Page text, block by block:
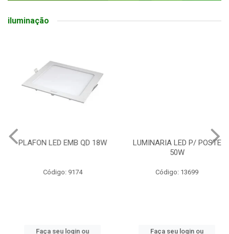
iluminação
PLAFON LED EMB QD 18W
Código: 9174
Faça seu login ou
LUMINARIA LED P/ POSTE
50W
Código: 13699
Faça seu login ou